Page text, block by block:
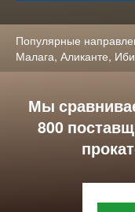
Популярные
Малага, Аликанте,
Мы
800